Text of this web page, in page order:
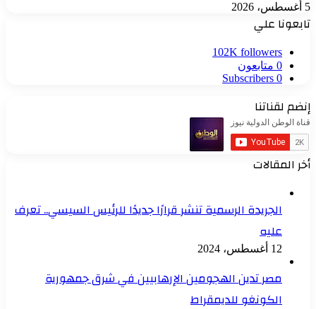
5 أغسطس، 2026
تابعونا علي
102K followers
0 متابعون
0
Subscribers
إنضم لقناتنا
أخر المقالات
الجريدة الرسمية تنشر قرارًا جديدًا للرئيس السيسي.. تعرف
عليه
12 أغسطس، 2024
مصر تدين الهجومين الإرهابيين في شرق جمهورية
الكونغو للديمقراط